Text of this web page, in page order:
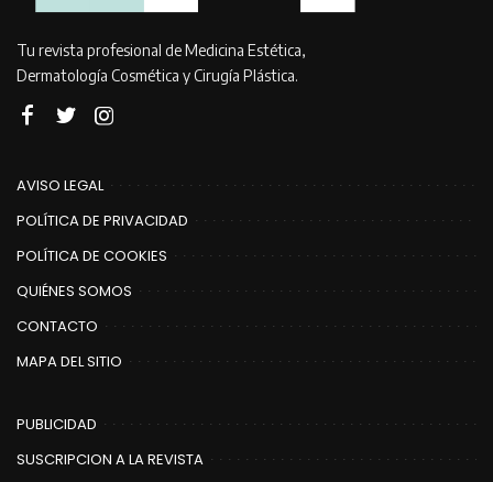
Tu revista profesional de Medicina Estética,
Dermatología Cosmética y Cirugía Plástica.
AVISO LEGAL
POLÍTICA DE PRIVACIDAD
POLÍTICA DE COOKIES
QUIÉNES SOMOS
CONTACTO
MAPA DEL SITIO
PUBLICIDAD
SUSCRIPCION A LA REVISTA